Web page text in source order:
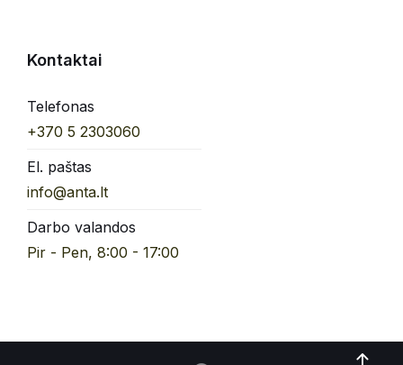
Kontaktai
Telefonas
+370 5 2303060
El. paštas
info@anta.lt
Darbo valandos
Pir - Pen, 8:00 - 17:00